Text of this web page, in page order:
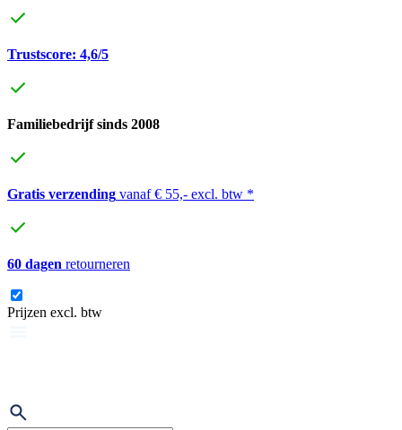
Trustscore: 4,6/5
Familiebedrijf sinds 2008
Gratis verzending vanaf € 55,- excl. btw *
60 dagen retourneren
Prijzen excl. btw